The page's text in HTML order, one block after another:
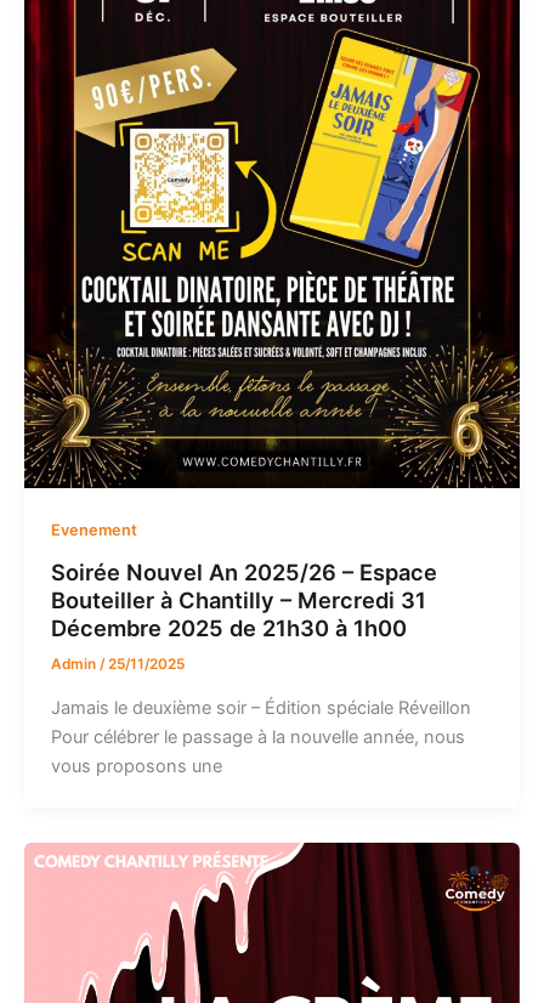
Evenement
Soirée Nouvel An 2025/26 – Espace
Bouteiller à Chantilly – Mercredi 31
Décembre 2025 de 21h30 à 1h00
Admin /25/11/2025
Jamais le deuxième soir – Édition spéciale Réveillon
Pour célébrer le passage à la nouvelle année, nous
vous proposons une